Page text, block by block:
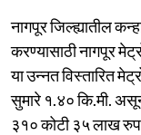
नागपूर जिल्ह्यातील
करण्यासाठी नागपूर
या उन्नत विस्तारित
सुमारे १.४० कि.मी.
३१० कोटी ३५ लाख